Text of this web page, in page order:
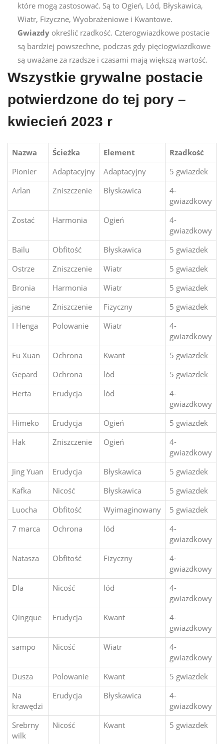
które mogą zastosować. Są to Ogień, Lód, Błyskawica,
Wiatr, Fizyczne, Wyobrażeniowe i Kwantowe.
Gwiazdy określić rzadkość. Czterogwiazdkowe postacie
są bardziej powszechne, podczas gdy pięciogwiazdkowe
są uważane za rzadsze i czasami mają większą wartość.
Wszystkie grywalne postacie
potwierdzone do tej pory –
kwiecień 2023 r
Nazwa Ścieżka Element
Rzadkość
Pionier
Adaptacyjny Adaptacyjny
5 gwiazdek
Arlan
Zniszczenie Błyskawica
4-
gwiazdkowy
Zostać
Harmonia Ogień
4-
gwiazdkowy
Bailu
Obfitość Błyskawica
5 gwiazdek
Ostrze
Zniszczenie Wiatr
5 gwiazdek
Bronia
Harmonia Wiatr
5 gwiazdek
jasne
Zniszczenie Fizyczny
5 gwiazdek
I Henga
Polowanie Wiatr
4-
gwiazdkowy
Fu Xuan
Ochrona Kwant
5 gwiazdek
Gepard
Ochrona lód
5 gwiazdek
Herta
Erudycja lód
4-
gwiazdkowy
Himeko
Erudycja Ogień
5 gwiazdek
Hak
Zniszczenie Ogień
4-
gwiazdkowy
Jing Yuan
Erudycja Błyskawica
5 gwiazdek
Kafka
Nicość Błyskawica
5 gwiazdek
Luocha
Obfitość Wyimaginowany
5 gwiazdek
7 marca
Ochrona lód
4-
gwiazdkowy
Natasza
Obfitość Fizyczny
4-
gwiazdkowy
Dla
Nicość lód
4-
gwiazdkowy
Qingque
Erudycja Kwant
4-
gwiazdkowy
sampo
Nicość Wiatr
4-
gwiazdkowy
Dusza
Polowanie Kwant
5 gwiazdek
Na
krawędzi
Erudycja Błyskawica
4-
gwiazdkowy
Srebrny
wilk
Nicość Kwant 5 gwiazdek